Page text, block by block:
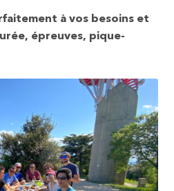
à vos besoins et
épreuves, pique-